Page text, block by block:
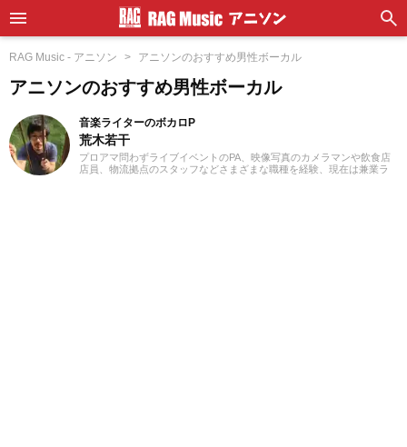
RAG Music - アニソン アニソンのおすすめ男性ボーカル
アニソンのおすすめ男性ボーカル
音楽ライターのボカロP
荒木若干
プロアマ問わずライブイベントのPA、映像写真のカメラマンや飲食店
店員、物流拠点のスタッフなどさまざまな職種を経験、現在は兼業ラ